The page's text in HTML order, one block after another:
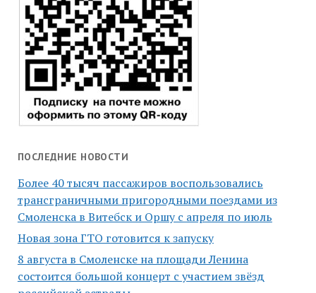
ПОСЛЕДНИЕ НОВОСТИ
Более 40 тысяч пассажиров воспользовались
трансграничными пригородными поездами из
Смоленска в Витебск и Оршу с апреля по июль
Новая зона ГТО готовится к запуску
8 августа в Смоленске на площади Ленина
состоится большой концерт с участием звёзд